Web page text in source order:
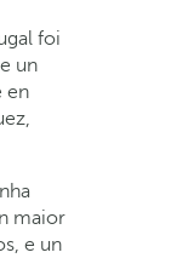
foi
un
en
maior
e un